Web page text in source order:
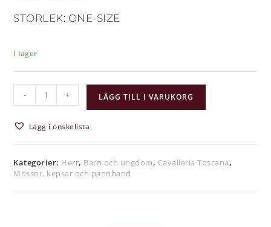
STORLEK: ONE-SIZE
I lager
- + LÄGG TILL I VARUKORG
Lägg i önskelista
Kategorier: Herr, Barn och ungdom, Cavalleria Toscana,
Mössor, kepsar och pannband